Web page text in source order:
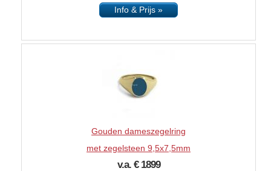
Info & Prijs »
Gouden dameszegelring
met zegelsteen 9,5x7,5mm
v.a. € 1899